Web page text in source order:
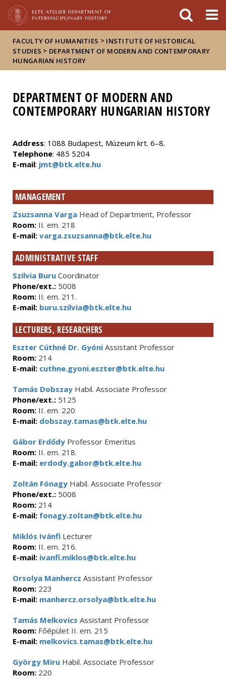
FACULTY OF HUMANITIES > INSTITUTE OF HISTORICAL
STUDIES > DEPARTMENT OF MODERN AND CONTEMPORARY
HUNGARIAN HISTORY
DEPARTMENT OF MODERN AND
CONTEMPORARY HUNGARIAN HISTORY
Address: 1088 Budapest, Múzeum krt. 6–8.
Telephone: 485 5204
E-mail: jmt@btk.elte.hu
MANAGEMENT
Zsuzsanna Varga Head of Department, Professor
Room: II. em. 218
E-mail: varga.zsuzsanna@btk.elte.hu
ADMINISTRATIVE STAFF
Szilvia Buru Coordinator
Phone/ext.: 5008
Room: II. em. 211.
E-mail: buru.szilvia@btk.elte.hu
LECTURERS, RESEARCHERS
Eszter Cúthné Dr. Gyóni Assistant Professor
Room: 214
E-mail: cuthne.gyoni.eszter@btk.elte.hu
Tamás Dobszay Habil. Associate Professor
Phone/ext.: 5125
Room: II. em. 220
E-mail: dobszay.tamas@btk.elte.hu
Gábor Erdődy Professor Emeritus
Room: II. em. 218.
E-mail: erdody.gabor@btk.elte.hu
Zoltán Fónagy Habil. Associate Professor
Phone/ext.: 5008
Room: 214
E-mail: fonagy.zoltan@btk.elte.hu
Miklós Ivánfi Lecturer
Room: II. em. 216.
E-mail: ivanfi.miklos@btk.elte.hu
Orsolya Manhercz Assistant Professor
Room: 223
E-mail: manhercz.orsolya@btk.elte.hu
Tamás Melkovics Assistant Professor
Room: Főépület II. em. 215
E-mail: melkovics.tamas@btk.elte.hu
György Miru Habil. Associate Professor
Room: 220